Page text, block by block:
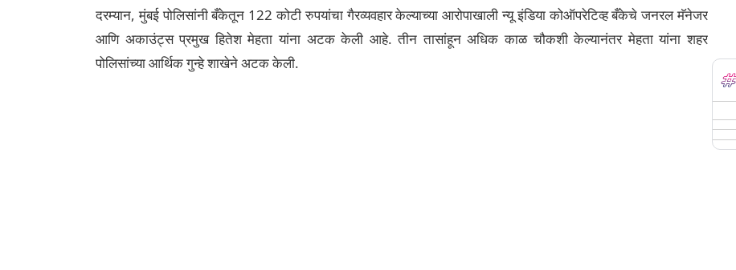
दरम्यान, मुंबई पोलिसांनी बँकेतून 122 कोटी रुपयांचा गैरव्यवहार केल्याच्या आरोपाखाली न्यू इंडिया कोऑपरेटिव्ह बँकेचे जनरल मॅनेजर
आणि अकाउंट्स प्रमुख हितेश मेहता यांना अटक केली आहे. तीन तासांहून अधिक काळ चौकशी केल्यानंतर मेहता यांना शहर
पोलिसांच्या आर्थिक गुन्हे शाखेने अटक केली.